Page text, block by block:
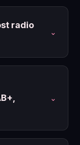
radio
⌄
⌄